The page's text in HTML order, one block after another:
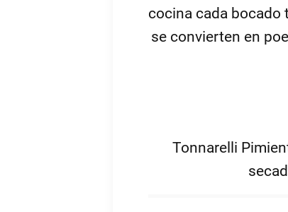
cocina cada bocado
se convierten en
Tonnarelli